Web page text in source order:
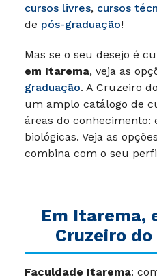
cursos livres, cursos
de pós-graduação!
Mas se o seu desejo é
em Itarema, veja as
graduação. A Cruzeiro
um amplo catálogo de
áreas do conhecimento:
biológicas. Veja as
combina com o seu
Em Itarema,
Cruzeiro
Faculdade Itarema: